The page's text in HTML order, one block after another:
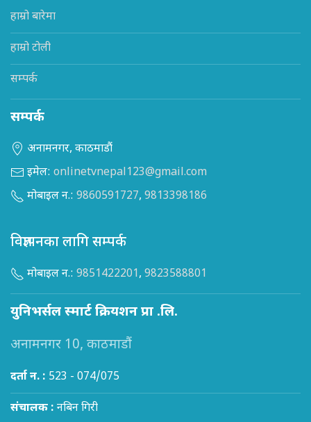
हाम्रो बारेमा
हाम्रो टोली
सम्पर्क
सम्पर्क
अनामनगर, काठमाडौं
इमेल: onlinetvnepal123@gmail.com
मोबाइल न.: 9860591727, 9813398186
विज्ञापनका लागि सम्पर्क
मोबाइल न.: 9851422201, 9823588801
युनिभर्सल स्मार्ट क्रियशन प्रा .लि.
अनामनगर 10, काठमाडौं
दर्ता न. : 523 - 074/075
संचालक : नबिन गिरी